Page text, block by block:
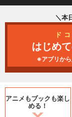
＼本
ド
はじめ
※アプリか
アニメもブックも楽し
める！